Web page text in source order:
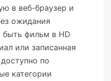
в веб-браузер и
ожидания
быть фильм в HD
или записанная
по
категории